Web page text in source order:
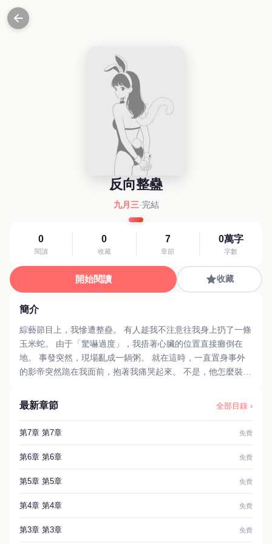
反向整蠱
九月三·完結
0
閱讀
0
收藏
7
章節
0萬字
字數
開始閱讀 收藏
簡介
綜藝節目上，我慘遭整蠱。 有人趁我不注意往我身上扔了一條
玉米蛇。 由于「驚嚇過度」，我捂著心臟的位置直接癱倒在
地。 事發突然，現場亂成一鍋粥。 就在這時，一直置身事外
的影帝突然跪在我面前，抱著我痛哭起來。 不是，他怎麼裝的
最新章節 全部目錄 ›
第7章 第7章 免費
第6章 第6章 免費
第5章 第5章 免費
第4章 第4章 免費
第3章 第3章 免費